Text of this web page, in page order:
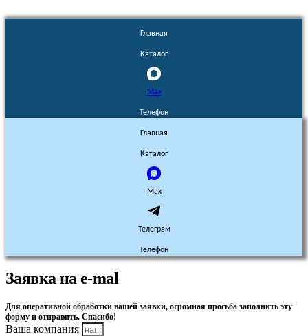
Главная
Каталог
Max
Телефон
Главная
Каталог
Max
Телеграм
Телефон
Заявка на e-mal
Для оперативной обработки вашей заявки, огромная просьба заполнить эту
форму и отправить. Спасибо!
Ваша компания